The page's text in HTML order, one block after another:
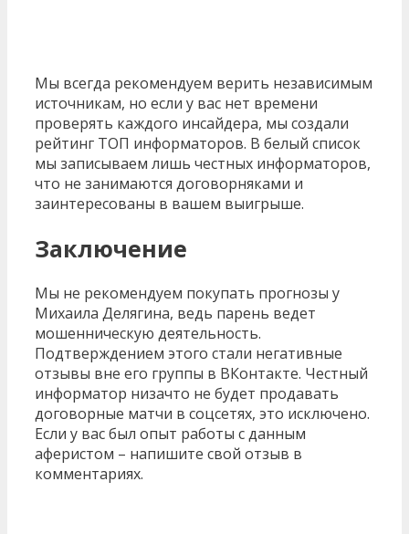
Мы всегда рекомендуем верить независимым
источникам, но если у вас нет времени
проверять каждого инсайдера, мы создали
рейтинг ТОП информаторов. В белый список
мы записываем лишь честных информаторов,
что не занимаются договорняками и
заинтересованы в вашем выигрыше.
Заключение
Мы не рекомендуем покупать прогнозы у
Михаила Делягина, ведь парень ведет
мошенническую деятельность.
Подтверждением этого стали негативные
отзывы вне его группы в ВКонтакте. Честный
информатор низачто не будет продавать
договорные матчи в соцсетях, это исключено.
Если у вас был опыт работы с данным
аферистом – напишите свой отзыв в
комментариях.